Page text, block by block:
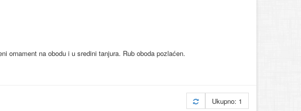
ornament na obodu i u sredini tanjura. Rub oboda pozlaćen.
Ukupno: 1